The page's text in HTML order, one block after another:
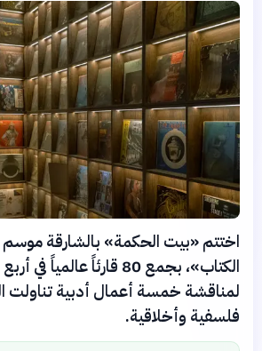
الكتاب»، بجمع 80 قارئاً عالمياً
خمسة أعمال أدبية تناولت
وأخلاقية.